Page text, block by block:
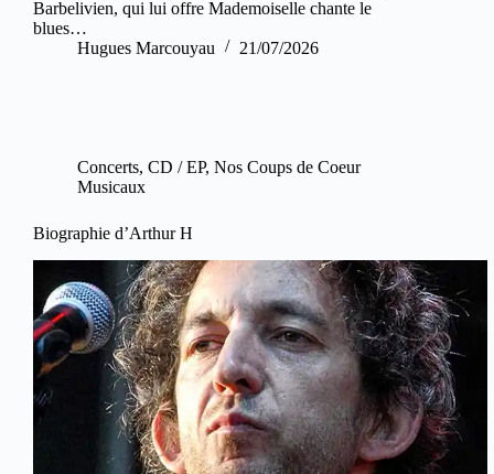
Barbelivien, qui lui offre Mademoiselle chante le
blues…
Hugues Marcouyau
21/07/2026
Concerts, CD / EP, Nos Coups de Coeur
Musicaux
Biographie d’Arthur H